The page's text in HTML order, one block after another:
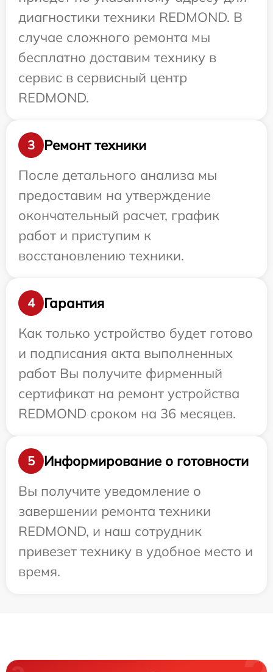
диагностики техники REDMOND. В
случае сложного ремонта мы
бесплатно доставим технику в
сервис в сервисный центр
REDMOND.
3
Ремонт техники
После детального анализа мы
предоставим на утверждение
окончательный расчет, график
работ и приступим к
восстановлению техники.
4
Гарантия
Как только устройство будет готово
и подписания акта выполненных
работ Вы получите фирменный
сертификат на ремонт устройства
REDMOND сроком на 36 месяцев.
5
Информирование о готовности
Вы получите уведомление о
завершении ремонта техники
REDMOND, и наш сотрудник
привезет технику в удобное место и
время.